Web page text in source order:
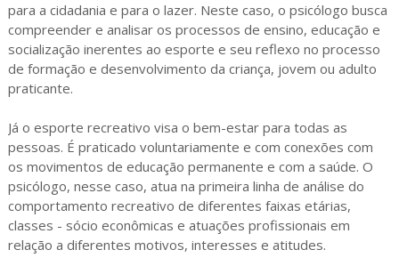
para a cidadania e para o lazer. Neste caso, o psicólogo busca
compreender e analisar os processos de ensino, educação e
socialização inerentes ao esporte e seu reflexo no processo
de formação e desenvolvimento da criança, jovem ou adulto
praticante.
Já o esporte recreativo visa o bem-estar para todas as
pessoas. É praticado voluntariamente e com conexões com
os movimentos de educação permanente e com a saúde. O
psicólogo, nesse caso, atua na primeira linha de análise do
comportamento recreativo de diferentes faixas etárias,
classes - sócio econômicas e atuações profissionais em
relação a diferentes motivos, interesses e atitudes.